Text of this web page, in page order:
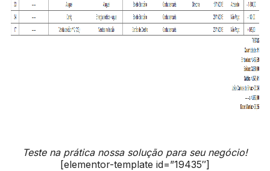
Teste na prática nossa solução para seu negócio!
[elementor-template id=”19435″]